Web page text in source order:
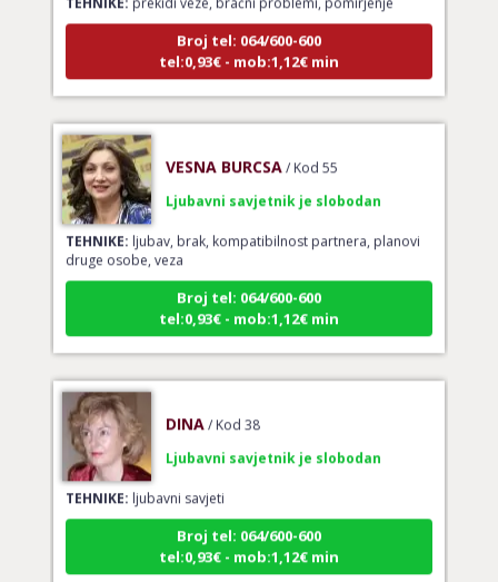
Broj tel: 064/600-600
tel:0,93€ - mob:1,12€ min
TEHNIKE:ljubav, brak, kompatibilnost partnera, planovi
druge osobe, veza
Broj tel: 064/600-600
tel:0,93€ - mob:1,12€ min
TEHNIKE:ljubavni savjeti
Broj tel: 064/600-600
tel:0,93€ - mob:1,12€ min